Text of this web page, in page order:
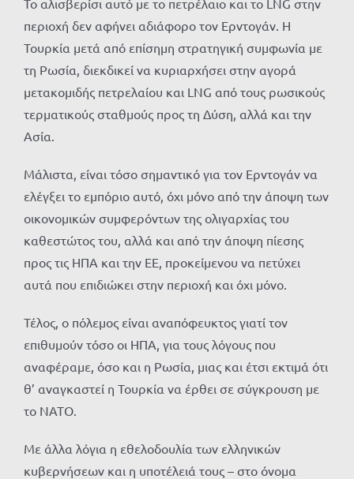
Το αλισβερίσι αυτό με το πετρέλαιο και το LNG στην
περιοχή δεν αφήνει αδιάφορο τον Ερντογάν. Η
Τουρκία μετά από επίσημη στρατηγική συμφωνία με
τη Ρωσία, διεκδικεί να κυριαρχήσει στην αγορά
μετακομιδής πετρελαίου και LNG από τους ρωσικούς
τερματικούς σταθμούς προς τη Δύση, αλλά και την
Ασία.
Μάλιστα, είναι τόσο σημαντικό για τον Ερντογάν να
ελέγξει το εμπόριο αυτό, όχι μόνο από την άποψη των
οικονομικών συμφερόντων της ολιγαρχίας του
καθεστώτος του, αλλά και από την άποψη πίεσης
προς τις ΗΠΑ και την ΕΕ, προκείμενου να πετύχει
αυτά που επιδιώκει στην περιοχή και όχι μόνο.
Τέλος, ο πόλεμος είναι αναπόφευκτος γιατί τον
επιθυμούν τόσο οι ΗΠΑ, για τους λόγους που
αναφέραμε, όσο και η Ρωσία, μιας και έτσι εκτιμά ότι
θ’ αναγκαστεί η Τουρκία να έρθει σε σύγκρουση με
το ΝΑΤΟ.
Με άλλα λόγια η εθελοδουλία των ελληνικών
κυβερνήσεων και η υποτέλειά τους – στο όνομα